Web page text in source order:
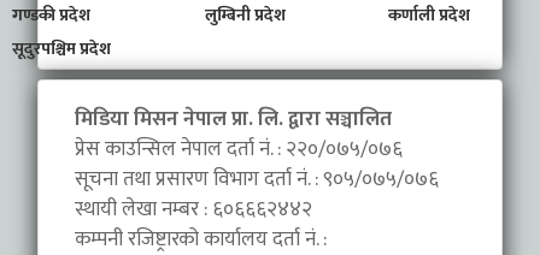
गण्डकी प्रदेश
लुम्बिनी प्रदेश
कर्णाली प्रदेश
सूदुरपश्चिम प्रदेश
मिडिया मिसन नेपाल प्रा. लि. द्वारा सञ्चालित
प्रेस काउन्सिल नेपाल दर्ता नं. : २२०/०७५/०७६
सूचना तथा प्रसारण विभाग दर्ता नं. : ९०५/०७५/०७६
स्थायी लेखा नम्बर : ६०६६६२४४२
कम्पनी रजिष्ट्रारको कार्यालय दर्ता नं. :